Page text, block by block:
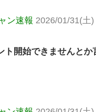
ン速報 2026/01/31(土
ト開始できませんと